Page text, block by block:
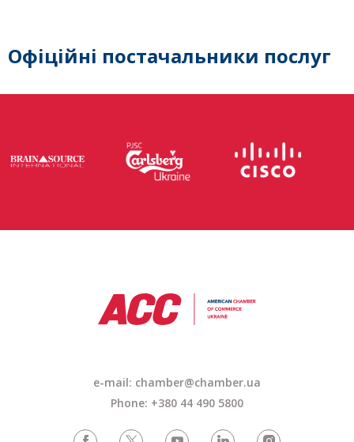
Офіційні постачальники послуг
e-mail: chamber@chamber.ua
Phone: +380 44 490 5800